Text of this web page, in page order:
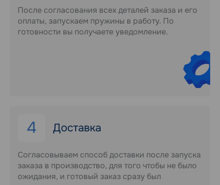
После согласования всех деталей заказа и его
оплаты, запускаем пружины в работу. По
готовности вы получаете уведомление.
4 Доставка
Согласовываем способ доставки после запуска
заказа в производство, для того чтобы не было
ожидания, и готовый заказ сразу был